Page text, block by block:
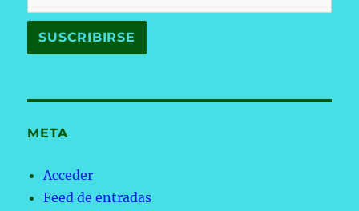
META
Acceder
Feed de entradas